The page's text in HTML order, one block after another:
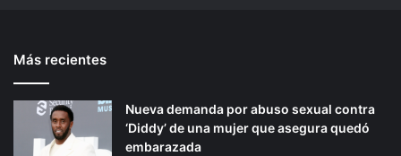
Más recientes
Nueva demanda por abuso sexual contra
‘Diddy’ de una mujer que asegura quedó
embarazada